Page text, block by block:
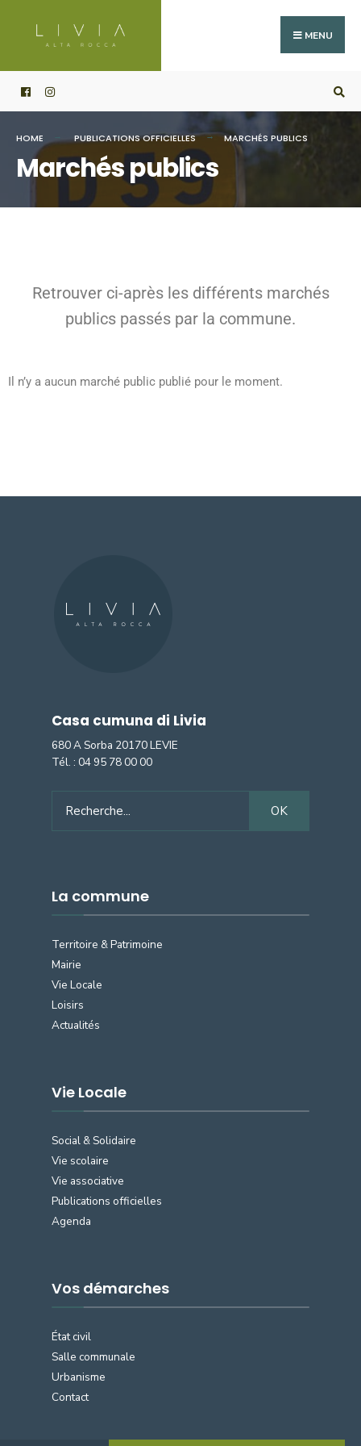
MENU
HOME PUBLICATIONS OFFICIELLES MARCHÉS PUBLICS
Marchés publics
Retrouver ci-après les différents marchés
publics passés par la commune.
Il n’y a aucun marché public publié pour le moment.
Casa cumuna di Livia
680 A Sorba 20170 LEVIE
Tél. : 04 95 78 00 00
OK
La commune
Territoire & Patrimoine
Mairie
Vie Locale
Loisirs
Actualités
Vie Locale
Social & Solidaire
Vie scolaire
Vie associative
Publications officielles
Agenda
Vos démarches
État civil
Salle communale
Urbanisme
Contact